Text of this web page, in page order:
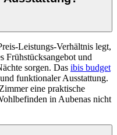
Leistungs-Verhältnis legt,
Frühstücksangebot und
sorgen. Das ibis budget
funktionaler Ausstattung.
eine praktische
in Aubenas nicht